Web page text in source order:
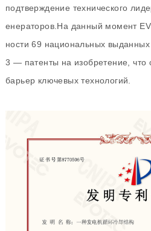
подтверждение технического
енераторов.На данный момент
ности 69 национальных выданных
3 — патенты на изобретение, что
барьер ключевых технологий.